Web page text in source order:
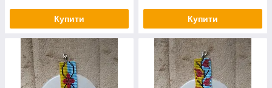
Купити Купити